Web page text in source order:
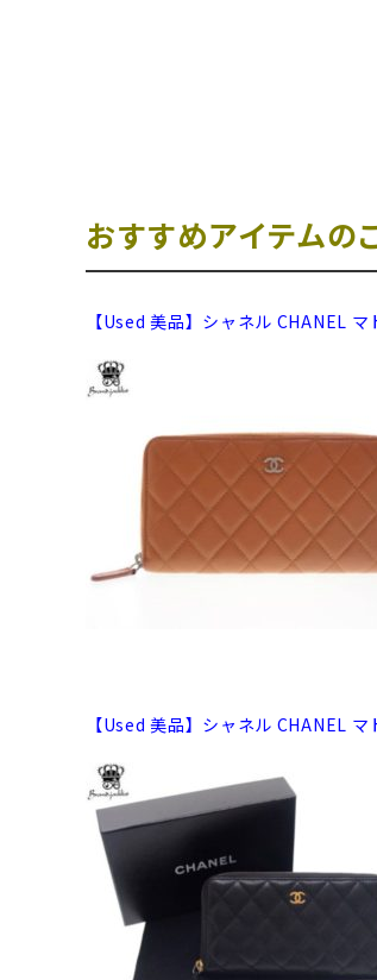
おすすめアイテムの
【Used 美品】シャネル CHANEL
【Used 美品】シャネル CHANEL